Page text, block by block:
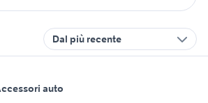
Dal più recente
auto